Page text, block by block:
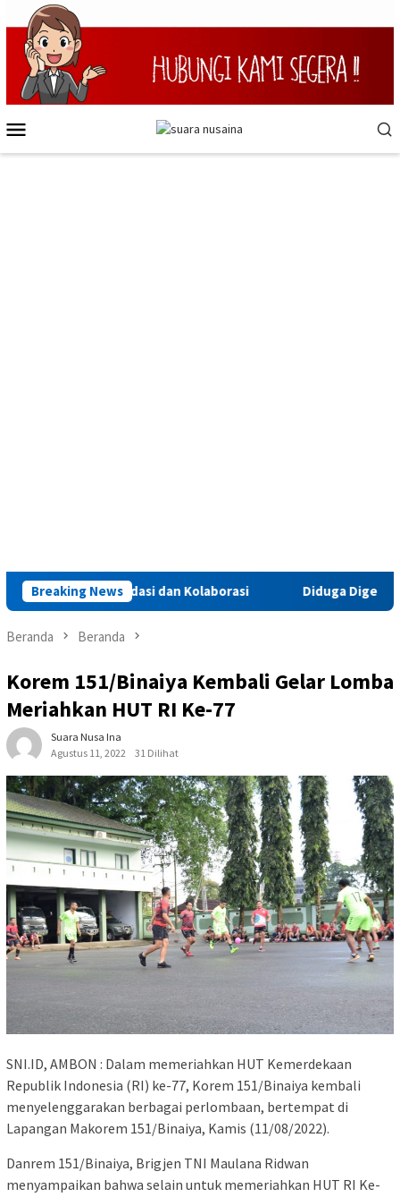
Loncat
ke
konten
Mobile
Breaking News
Konsolidasi dan Kolaborasi Diduga Digerebek di
Beranda Beranda
Korem 151/Binaiya Kembali Gelar Lomba
Meriahkan HUT RI Ke-77
Suara Nusa Ina
Agustus 11, 2022
31 Dilihat
SNI.ID, AMBON : Dalam memeriahkan HUT Kemerdekaan
Republik Indonesia (RI) ke-77, Korem 151/Binaiya kembali
menyelenggarakan berbagai perlombaan, bertempat di
Lapangan Makorem 151/Binaiya, Kamis (11/08/2022).
Danrem 151/Binaiya, Brigjen TNI Maulana Ridwan
menyampaikan bahwa selain untuk memeriahkan HUT RI Ke-